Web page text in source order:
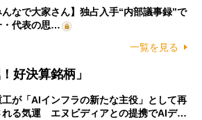
んなで大家さん】独占入手“内部議事録”で
・代表の思…
一覧を見る
好決算銘柄」
が「AIインフラの新たな主役」として再
れる気運 エヌビディアとの提携でAIデ…